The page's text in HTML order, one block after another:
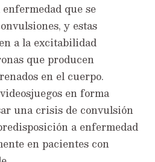
que se
y estas
a la excitabilidad
que producen
en el cuerpo.
en forma
una crisis de convulsión
a enfermedad
en pacientes con